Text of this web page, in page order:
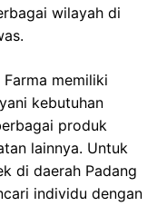
wilayah di
memiliki
kebutuhan
produk
lainnya. Untuk
di daerah Padang
individu dengan